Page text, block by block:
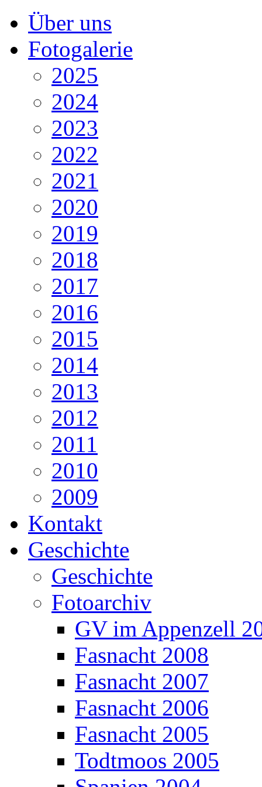
Über uns
Fotogalerie
2025
2024
2023
2022
2021
2020
2019
2018
2017
2016
2015
2014
2013
2012
2011
2010
2009
Kontakt
Geschichte
Geschichte
Fotoarchiv
GV im Appenzell
Fasnacht 2008
Fasnacht 2007
Fasnacht 2006
Fasnacht 2005
Todtmoos 2005